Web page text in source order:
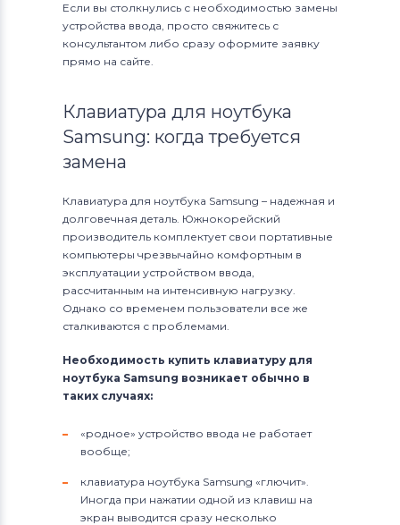
Если вы столкнулись с необходимостью замены
устройства ввода, просто свяжитесь с
консультантом либо сразу оформите заявку
прямо на сайте.
Клавиатура для ноутбука
Samsung: когда требуется
замена
Клавиатура для ноутбука Samsung – надежная и
долговечная деталь. Южнокорейский
производитель комплектует свои портативные
компьютеры чрезвычайно комфортным в
эксплуатации устройством ввода,
рассчитанным на интенсивную нагрузку.
Однако со временем пользователи все же
сталкиваются с проблемами.
Необходимость купить клавиатуру для
ноутбука Samsung возникает обычно в
таких случаях:
«родное» устройство ввода не работает
вообще;
клавиатура ноутбука Samsung «глючит».
Иногда при нажатии одной из клавиш на
экран выводится сразу несколько